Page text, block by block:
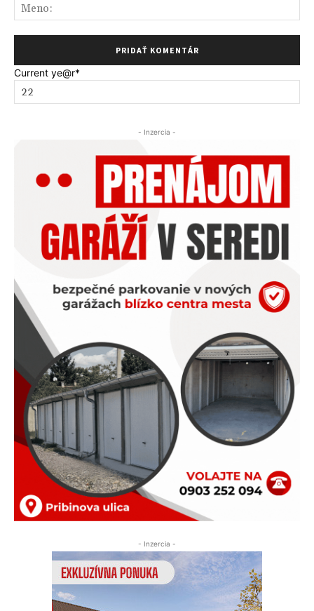
Current ye@r*
- Inzercia -
- Inzercia -